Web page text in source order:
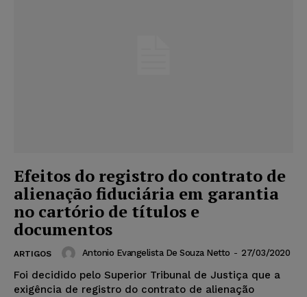
Efeitos do registro do contrato de
alienação fiduciária em garantia
no cartório de títulos e
documentos
ARTIGOS Antonio Evangelista De Souza Netto - 27/03/2020
Foi decidido pelo Superior Tribunal de Justiça que a
exigência de registro do contrato de alienação